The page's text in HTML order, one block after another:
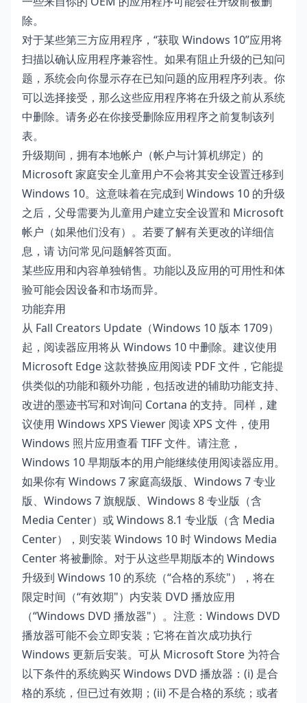
除。
对于某些第三方应用程序，“获取 Windows 10”应用将
扫描以确认应用程序兼容性。如果有阻止升级的已知问
题，系统会向你显示存在已知问题的应用程序列表。你
可以选择接受，那么这些应用程序将在升级之前从系统
中删除。请务必在你接受删除应用程序之前复制该列
表。
升级期间，拥有本地帐户（帐户与计算机绑定）的
Microsoft 家庭安全儿童用户不会将其安全设置迁移到
Windows 10。这意味着在完成到 Windows 10 的升级
之后，父母需要为儿童用户建立安全设置和 Microsoft
帐户（如果他们没有）。若要了解有关更改的详细信
息，请访问常见问题解答页面。
某些应用和内容单独销售。功能以及应用的可用性和体
验可能会因设备和市场而异。
功能弃用
从 Fall Creators Update（Windows 10 版本 1709）
起，阅读器应用将从 Windows 10 中删除。建议使用
Microsoft Edge 这款替换应用阅读 PDF 文件，它能提
供类似的功能和额外功能，包括改进的辅助功能支持、
改进的墨迹书写和对询问 Cortana 的支持。同样，建
议使用 Windows XPS Viewer 阅读 XPS 文件，使用
Windows 照片应用查看 TIFF 文件。请注意，
Windows 10 早期版本的用户能继续使用阅读器应用。
如果你有 Windows 7 家庭高级版、Windows 7 专业
版、Windows 7 旗舰版、Windows 8 专业版（含
Media Center）或 Windows 8.1 专业版（含 Media
Center），则安装 Windows 10 时 Windows Media
Center 将被删除。对于从这些早期版本的 Windows
升级到 Windows 10 的系统（“合格的系统"），将在
限定时间（“有效期"）内安装 DVD 播放应用
（“Windows DVD 播放器"）。注意：Windows DVD
播放器可能不会立即安装；它将在首次成功执行
Windows 更新后安装。可从 Microsoft Store 为符合
以下条件的系统购买 Windows DVD 播放器：(i) 是合
格的系统，但已过有效期；(ii) 不是合格的系统；或者